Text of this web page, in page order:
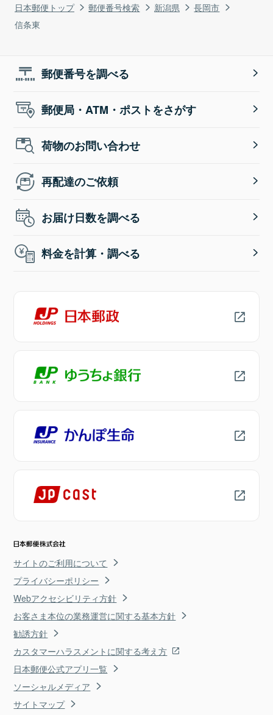
日本郵便トップ 郵便番号検索 新潟県
長岡市
信条東
郵便番号を調べる
郵便局・ATM・ポストをさがす
荷物のお問い合わせ
再配達のご依頼
お届け日数を調べる
料金を計算・調べる
サイトのご利用について
プライバシーポリシー
Webアクセシビリティ方針
お客さま本位の業務運営に関する基本方針
勧誘方針
カスタマーハラスメントに関する考え方
日本郵便公式アプリ一覧
ソーシャルメディア
サイトマップ